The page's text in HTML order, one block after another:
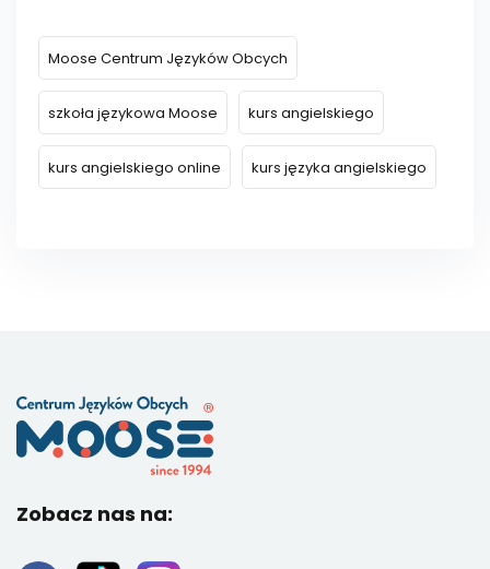
Moose Centrum Języków Obcych
szkoła językowa Moose kurs angielskiego
kurs angielskiego online kurs języka angielskiego
Zobacz nas na: